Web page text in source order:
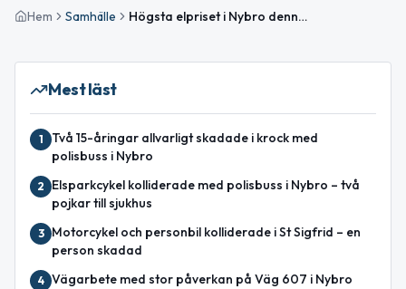
Hem Samhälle Högsta elpriset i Nybro denna period — 1.36 SEK/kWh
Mest läst
1
Två 15-åringar allvarligt skadade i krock med
polisbuss i Nybro
2
Elsparkcykel kolliderade med polisbuss i Nybro – två
pojkar till sjukhus
3
Motorcykel och personbil kolliderade i St Sigfrid – en
person skadad
4 Vägarbete med stor påverkan på Väg 607 i Nybro